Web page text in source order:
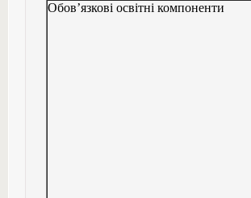
Обов’язкові освітні компоненти